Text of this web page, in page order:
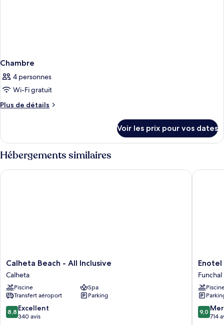
Chambre
4 personnes
Wi-Fi gratuit
Plus de détails
Plus
le
type
de
Chambre
Voir les prix pour vos dates
Hébergements similaires
Calheta
Beach
-
All
Inclusive
Calheta
Calheta Beach - All Inclusive
Calheta
Piscine
Spa
Transfert aéroport
Parking
8.8
sur
8,8 Excellent
340 avis
Calheta Beach - All Inclusive
Enotel
Lido
–
All
Inclusive
Funchal
Enotel
Funchal
9.0
sur
9,0
714
Enotel